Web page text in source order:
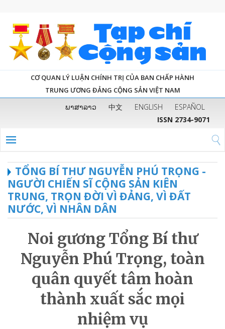
CƠ QUAN LÝ LUẬN CHÍNH TRỊ CỦA BAN CHẤP HÀNH
TRUNG ƯƠNG ĐẢNG CỘNG SẢN VIỆT NAM
ພາສາລາວ 中文 ENGLISH
ESPAÑOL
ISSN 2734-9071
TỔNG BÍ THƯ NGUYỄN PHÚ TRỌNG -
NGƯỜI CHIẾN SĨ CỘNG SẢN KIÊN
TRUNG, TRỌN ĐỜI VÌ ĐẢNG, VÌ ĐẤT
NƯỚC, VÌ NHÂN DÂN
Noi gương Tổng Bí thư
Nguyễn Phú Trọng, toàn
quân quyết tâm hoàn
thành xuất sắc mọi
nhiệm vụ